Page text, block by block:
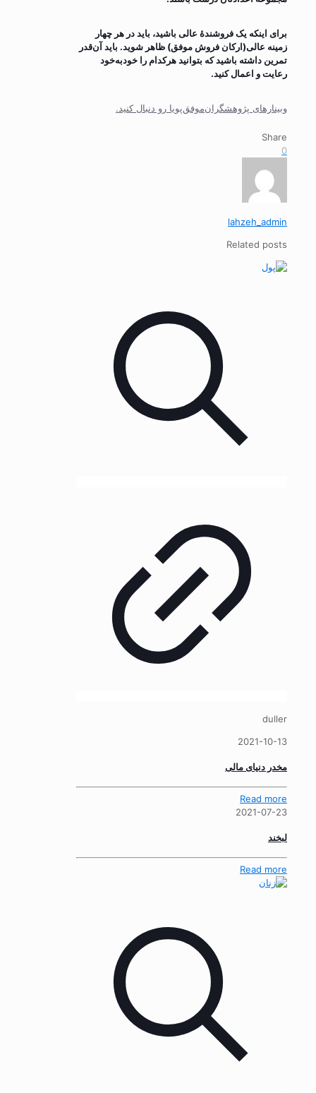
برای اینکه یک فروشندۀ عالی باشید، باید در هر چهار
زمینه عالی(ارکان فروش موفق) ظاهر شوید. باید آن‌قدر
تمرین داشته باشید که بتوانید هرکدام را خود‌به‌خود
رعایت و اعمال کنید.
وبینارهای پژوهشگران‌موفق‌پویا رو دنبال کنید.
Share
0
lahzeh_admin
Related posts
duller
2021-10-13
مخدر دنیای مالی
Read more
2021-07-23
لبخند
Read more